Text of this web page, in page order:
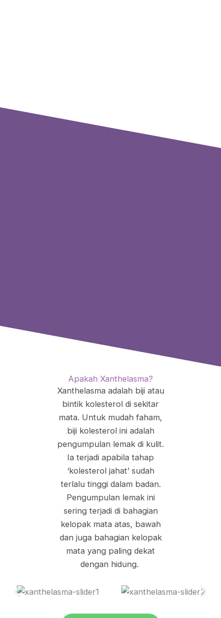
Apakah Xanthelasma?
Xanthelasma adalah biji atau
bintik kolesterol di sekitar
mata. Untuk mudah faham,
biji kolesterol ini adalah
pengumpulan lemak di kulit.
Ia terjadi apabila tahap
‘kolesterol jahat’ sudah
terlalu tinggi dalam badan.
Pengumpulan lemak ini
sering terjadi di bahagian
kelopak mata atas, bawah
dan juga bahagian kelopak
mata yang paling dekat
dengan hidung.